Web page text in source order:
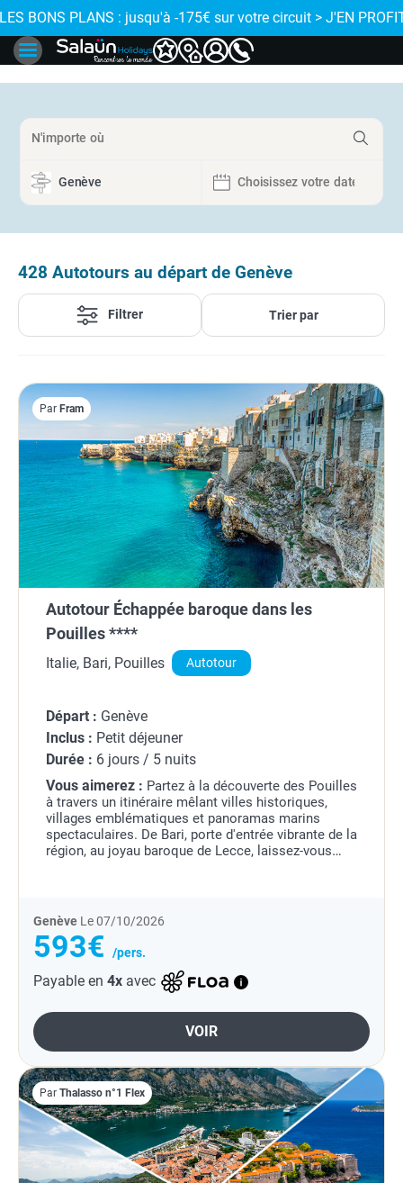
PROFITE
BONS PLANS : jusqu'à -175€ sur votre circuit > J'EN
428 Autotours au départ de Genève
Filtrer Trier par
Par Fram
Autotour Échappée baroque dans les
Pouilles ****
Italie, Bari, Pouilles Autotour
Départ : Genève
Inclus : Petit déjeuner
Durée : 6 jours / 5 nuits
Vous aimerez : Partez à la découverte des Pouilles
à travers un itinéraire mêlant villes historiques,
villages emblématiques et panoramas marins
spectaculaires. De Bari, porte d'entrée vibrante de la
région, au joyau baroque de Lecce, laissez-vous
Genève Le 07/10/2026
593€ /pers.
Payable en 4x avec
VOIR
Par Thalasso n°1 Flex